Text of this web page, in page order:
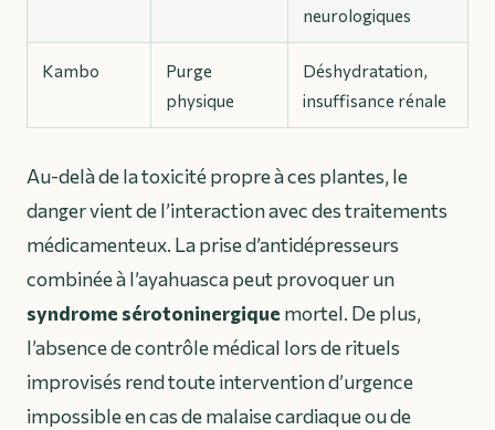
neurologiques
Kambo
Purge
physique
Déshydratation,
insuffisance rénale
Au-delà de la toxicité propre à ces plantes, le
danger vient de l’interaction avec des traitements
médicamenteux. La prise d’antidépresseurs
combinée à l’ayahuasca peut provoquer un
syndrome sérotoninergique mortel. De plus,
l’absence de contrôle médical lors de rituels
improvisés rend toute intervention d’urgence
impossible en cas de malaise cardiaque ou de